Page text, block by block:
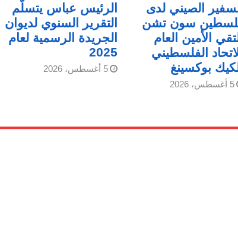
الصيني لدى
سون تشن
الأمين العام
الفلسطيني
بوكسينغ
5 أغسطس، 2026
الرئيس عباس يتسلّم
التقرير السنوي لديوان
الجريدة الرسمية لعام
2025
5 أغسطس، 2026